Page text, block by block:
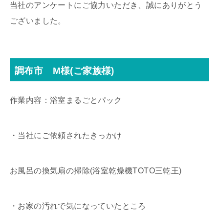
当社のアンケートにご協力いただき、誠にありがとう
ございました。
調布市 M様(ご家族様)
作業内容：浴室まるごとパック
・当社にご依頼されたきっかけ
お風呂の換気扇の掃除(浴室乾燥機TOTO三乾王)
・お家の汚れで気になっていたところ